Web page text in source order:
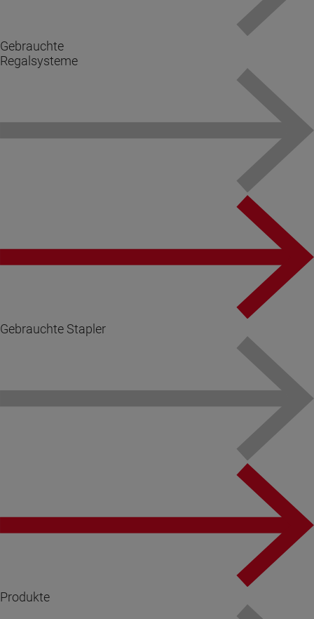
Gebrauchte
Regalsysteme
Gebrauchte Stapler
Produkte